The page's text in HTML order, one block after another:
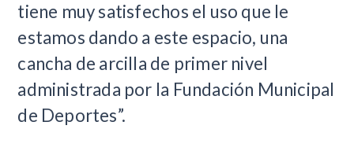
tiene muy satisfechos el uso que le
estamos dando a este espacio, una
cancha de arcilla de primer nivel
administrada por la Fundación Municipal
de Deportes”.